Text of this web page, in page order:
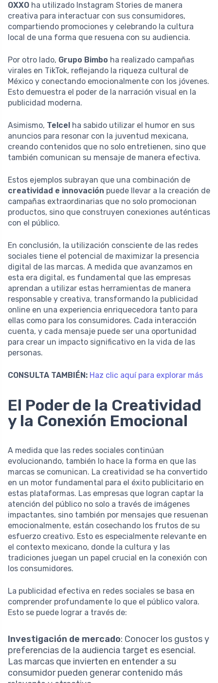
OXXO ha utilizado Instagram Stories de manera
creativa para interactuar con sus consumidores,
compartiendo promociones y celebrando la cultura
local de una forma que resuena con su audiencia.
Por otro lado, Grupo Bimbo ha realizado campañas
virales en TikTok, reflejando la riqueza cultural de
México y conectando emocionalmente con los jóvenes.
Esto demuestra el poder de la narración visual en la
publicidad moderna.
Asimismo, Telcel ha sabido utilizar el humor en sus
anuncios para resonar con la juventud mexicana,
creando contenidos que no solo entretienen, sino que
también comunican su mensaje de manera efectiva.
Estos ejemplos subrayan que una combinación de
creatividad e innovación puede llevar a la creación de
campañas extraordinarias que no solo promocionan
productos, sino que construyen conexiones auténticas
con el público.
En conclusión, la utilización consciente de las redes
sociales tiene el potencial de maximizar la presencia
digital de las marcas. A medida que avanzamos en
esta era digital, es fundamental que las empresas
aprendan a utilizar estas herramientas de manera
responsable y creativa, transformando la publicidad
online en una experiencia enriquecedora tanto para
ellas como para los consumidores. Cada interacción
cuenta, y cada mensaje puede ser una oportunidad
para crear un impacto significativo en la vida de las
personas.
CONSULTA TAMBIÉN: Haz clic aquí para explorar más
El Poder de la Creatividad
y la Conexión Emocional
A medida que las redes sociales continúan
evolucionando, también lo hace la forma en que las
marcas se comunican. La creatividad se ha convertido
en un motor fundamental para el éxito publicitario en
estas plataformas. Las empresas que logran captar la
atención del público no solo a través de imágenes
impactantes, sino también por mensajes que resuenan
emocionalmente, están cosechando los frutos de su
esfuerzo creativo. Esto es especialmente relevante en
el contexto mexicano, donde la cultura y las
tradiciones juegan un papel crucial en la conexión con
los consumidores.
La publicidad efectiva en redes sociales se basa en
comprender profundamente lo que el público valora.
Esto se puede lograr a través de:
Investigación de mercado: Conocer los gustos y
preferencias de la audiencia target es esencial.
Las marcas que invierten en entender a su
consumidor pueden generar contenido más